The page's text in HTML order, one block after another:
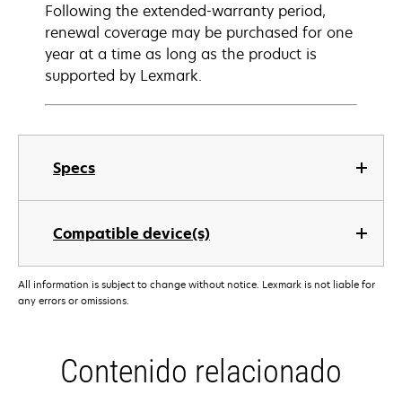
Specs
Compatible device(s)
Following the extended-warranty period,
renewal coverage may be purchased for one
year at a time as long as the product is
supported by Lexmark.
All information is subject to change without notice. Lexmark is not liable for
any errors or omissions.
Contenido relacionado